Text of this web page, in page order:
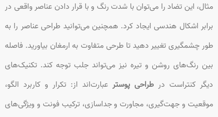
مثال، این تضاد را می‌توان با شدت رنگ و با قرار دادن عناصر واقعی در
برابر اشکال هندسی ایجاد کرد. همچنین می‌توانید طراحی عناصر را به
طور چشمگیری تغییر دهید تا طرحی متفاوت به ارمغان بیاورید. فاصله
بین رنگ‌های روشن و تیره نیز می‌تواند جلب توجه کند. تکنیک‌های
دیگر کنتراست در طراحی پوستر عبارت‌اند از: تکرار و کاربرد الگو،
موقعیت و جهت‌گیری، مجاورت و جداسازی، ترکیب فونت و ویژگی‌های